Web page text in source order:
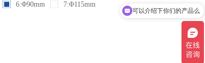
6:Φ90mm 7:Φ115mm
可以介绍下你们的产品么